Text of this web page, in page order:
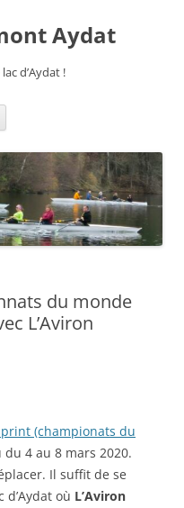
Aydat
d’Aydat !
du monde
L’Aviron
(championats du
4 au 8 mars 2020.
Il suffit de se
où L’Aviron